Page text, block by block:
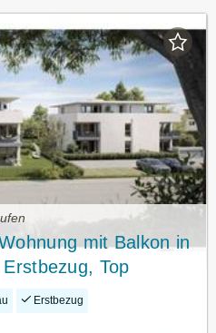
mit Balkon in
Top
Erstbezug